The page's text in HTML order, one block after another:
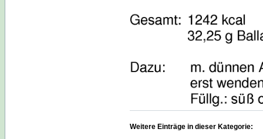
Weitere Einträge in dieser Kategorie: